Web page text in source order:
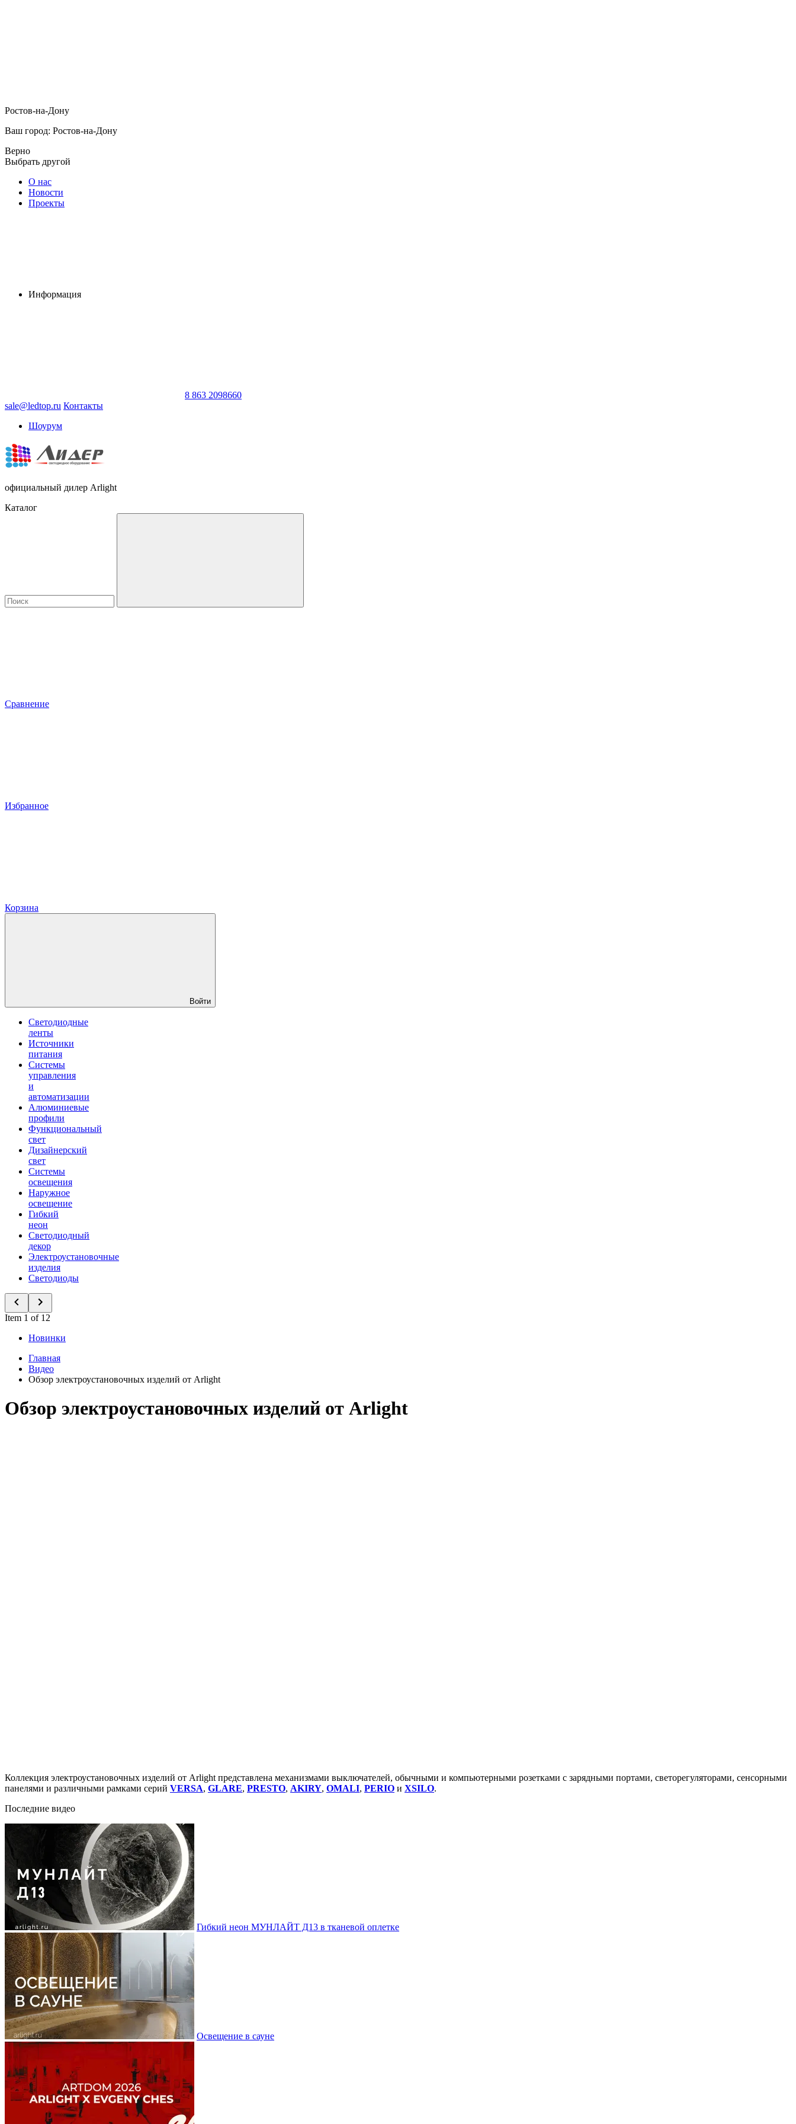
Ростов-на-Дону
Ваш город: Ростов-на-Дону
Верно
Выбрать другой
О нас
Новости
Проекты
Информация
8 863 2098660
sale@ledtop.ru Контакты
Шоурум
официальный дилер Arlight
Каталог
Сравнение
Избранное
Корзина
Войти
Светодиодные
ленты
Источники
питания
Системы
управления
и
автоматизации
Алюминиевые
профили
Функциональный
свет
Дизайнерский
свет
Системы
освещения
Наружное
освещение
Гибкий
неон
Светодиодный
декор
Электроустановочные
изделия
Светодиоды
Item 1 of 12
Новинки
Главная
Видео
Обзор электроустановочных изделий от Arlight
Обзор электроустановочных изделий от Arlight
Коллекция электроустановочных изделий от Arlight представлена механизмами выключателей, обычными и компьютерными розетками c зарядными портами, светорегуляторами, сенсорными
панелями и различными рамками серий VERSA, GLARE, PRESTO, AKIRY, OMALI, PERIO и XSILO.
Последние видео
Гибкий неон МУНЛАЙТ Д13 в тканевой оплетке
Освещение в сауне